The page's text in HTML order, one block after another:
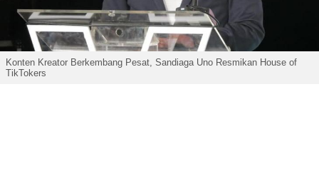
Konten Kreator Berkembang Pesat, Sandiaga Uno Resmikan House of
TikTokers